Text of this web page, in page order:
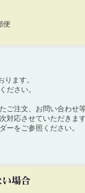
便
ります。
ださい。
ご注文、お問い合わせ
対応させていただきま
ーをご参照ください。